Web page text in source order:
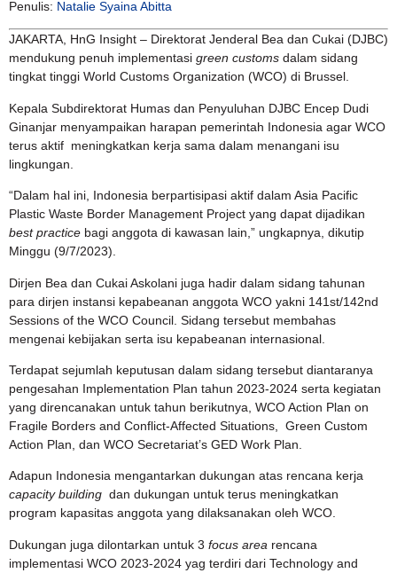
Penulis: Natalie Syaina Abitta
JAKARTA, HnG Insight – Direktorat Jenderal Bea dan Cukai (DJBC)
mendukung penuh implementasi green customs dalam sidang
tingkat tinggi World Customs Organization (WCO) di Brussel.
Kepala Subdirektorat Humas dan Penyuluhan DJBC Encep Dudi
Ginanjar menyampaikan harapan pemerintah Indonesia agar WCO
terus aktif meningkatkan kerja sama dalam menangani isu
lingkungan.
“Dalam hal ini, Indonesia berpartisipasi aktif dalam Asia Pacific
Plastic Waste Border Management Project yang dapat dijadikan
best practice bagi anggota di kawasan lain,” ungkapnya, dikutip
Minggu (9/7/2023).
Dirjen Bea dan Cukai Askolani juga hadir dalam sidang tahunan
para dirjen instansi kepabeanan anggota WCO yakni 141st/142nd
Sessions of the WCO Council. Sidang tersebut membahas
mengenai kebijakan serta isu kepabeanan internasional.
Terdapat sejumlah keputusan dalam sidang tersebut diantaranya
pengesahan Implementation Plan tahun 2023-2024 serta kegiatan
yang direncanakan untuk tahun berikutnya, WCO Action Plan on
Fragile Borders and Conflict-Affected Situations, Green Custom
Action Plan, dan WCO Secretariat’s GED Work Plan.
Adapun Indonesia mengantarkan dukungan atas rencana kerja
capacity building dan dukungan untuk terus meningkatkan
program kapasitas anggota yang dilaksanakan oleh WCO.
Dukungan juga dilontarkan untuk 3 focus area rencana
implementasi WCO 2023-2024 yag terdiri dari Technology and